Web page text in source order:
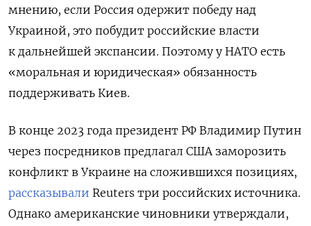
мнению, если Россия одержит победу над
Украиной, это побудит российские власти
к дальнейшей экспансии. Поэтому у НАТО есть
«моральная и юридическая» обязанность
поддерживать Киев.
В конце 2023 года президент РФ Владимир Путин
через посредников предлагал США заморозить
конфликт в Украине на сложившихся позициях,
рассказывали Reuters три российских источника.
Однако американские чиновники утверждали,